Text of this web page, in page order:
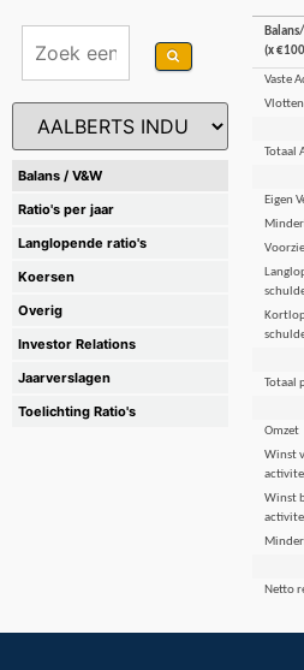
Balans / V&W
Ratio's per jaar
Langlopende ratio's
Koersen
Overig
Investor Relations
Jaarverslagen
Toelichting Ratio's
(x
Vaste
Totaal
Eigen
Totaal
Omzet
Winst
Winst
Netto